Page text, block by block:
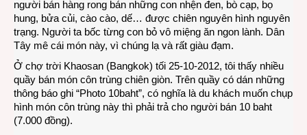
ở
người bán hàng rong bán những con nhện đen, bò cạp, bọ
hung, bửa củi, cào cào, dế… được chiên nguyên hình nguyên
trạng. Người ta bốc từng con bỏ vô miệng ăn ngon lành. Dân
Tây mê cái món này, vì chúng lạ và rất giàu đạm.
Ở chợ trời Khaosan (Bangkok) tối 25-10-2012, tôi thấy nhiều
quầy bán món côn trùng chiên giòn. Trên quầy có dán những
thông báo ghi “Photo 10baht”, có nghĩa là du khách muốn chụp
hình món côn trùng này thì phải trả cho người bán 10 baht
(7.000 đồng).